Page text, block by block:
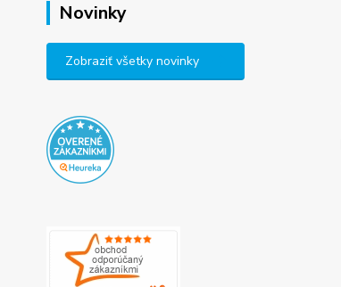
Novinky
Zobraziť všetky novinky